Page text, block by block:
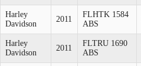
Harley
Davidson
2011
FLHTK 1584
ABS
Harley
Davidson
2011
FLTRU 1690
ABS